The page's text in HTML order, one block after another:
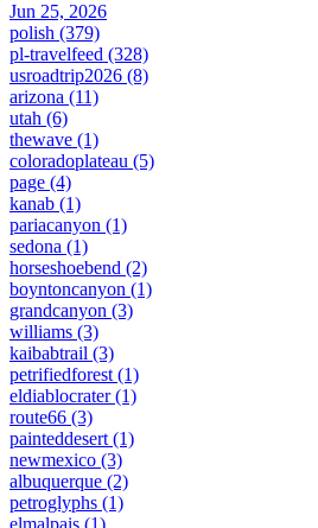
Jun 25, 2026
polish (379)
pl-travelfeed (328)
usroadtrip2026 (8)
arizona (11)
utah (6)
thewave (1)
coloradoplateau (5)
page (4)
kanab (1)
pariacanyon (1)
sedona (1)
horseshoebend (2)
boyntoncanyon (1)
grandcanyon (3)
williams (3)
kaibabtrail (3)
petrifiedforest (1)
eldiablocrater(1)
route66 (3)
painteddesert (1)
newmexico (3)
albuquerque (2)
petroglyphs (1)
elmalpais (1)